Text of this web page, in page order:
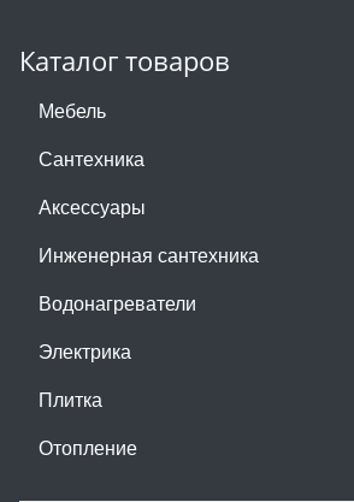
Каталог товаров
Мебель
Сантехника
Аксессуары
Инженерная сантехника
Водонагреватели
Электрика
Плитка
Отопление